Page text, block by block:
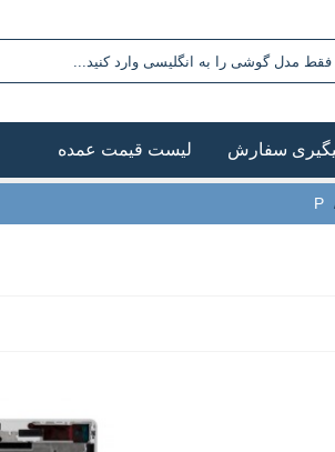
سفارش لیست قیمت عمده